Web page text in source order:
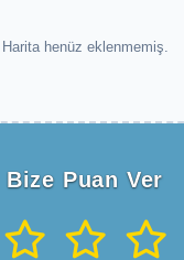
Harita henüz eklenmemiş.
Bize Puan Ver